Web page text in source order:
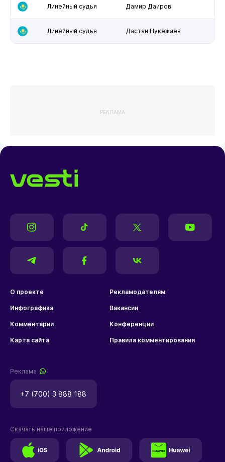
Линейный судья Дамир Даиров
Линейный судья Дастан Нукежаев
РЕКЛАМА
О проекте Рекламодателям
Инфографика Вакансии
Комментарии Конференции
Карта сайта Правила комментирования
Реклама
+7 (700) 3 888 188
Скачать наше приложение